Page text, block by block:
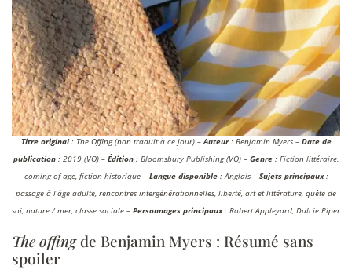
Titre original: The Offing (non traduit à ce jour) –Auteur: Benjamin Myers – Date de
publication : 2019 (VO) – Édition : Bloomsbury Publishing (VO) – Genre : Fiction littéraire,
coming-of-age, fiction historique – Langue disponible: Anglais – Sujets principaux:
passage à l’âge adulte, rencontres intergénérationnelles, liberté, art et littérature, quête de
soi, nature / mer, classe sociale – Personnages principaux: Robert Appleyard, Dulcie Piper
The offingde Benjamin Myers : Résumé sans
spoiler